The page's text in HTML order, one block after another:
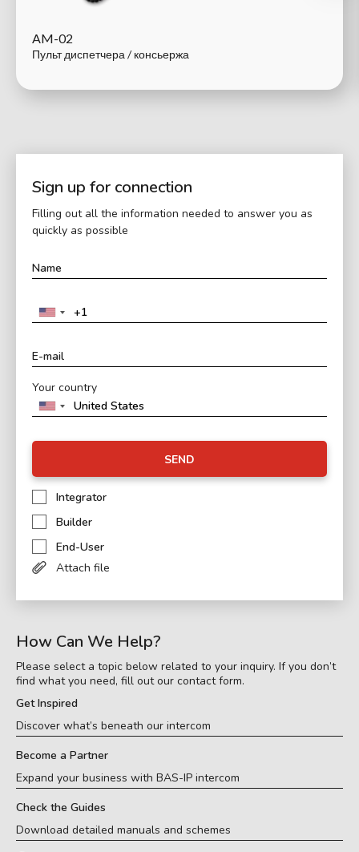
AM-02
Пульт диспетчера / консьержа
Sign up for connection
Filling out all the information needed to answer you as
quickly as possible
Your country
SEND
Integrator
Builder
End-User
Attach file
How Can We Help?
Please select a topic below related to your inquiry. If you don’t
find what you need, fill out our contact form.
Get Inspired
Discover what’s beneath our intercom
Become a Partner
Expand your business with BAS-IP intercom
Check the Guides
Download detailed manuals and schemes